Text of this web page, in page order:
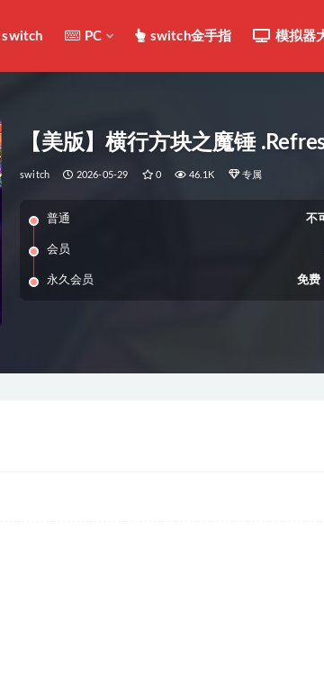
switch PC switch金手指 模拟器
【美版】横行方块之魔锤
switch 2026-05-29 0 46.1K 专属
普通 不
会员
永久会员 免费